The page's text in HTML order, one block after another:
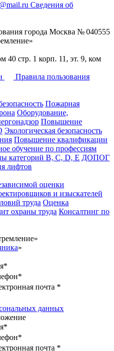
Сведения об
города Москва № 040555
стр. 1 корп. 11, эт. 9, ком
Правила пользования
Пожарная
Оборудование,
Повышение
Экологическая безопасность
Повышение квалификации
обучение по профессиям
категорий B, C, D, E ДОПОГ
лифтов
оценки
и изыскателей
труда Оценка
охраны труда Консалтинг по
»
почта *
данных
почта *